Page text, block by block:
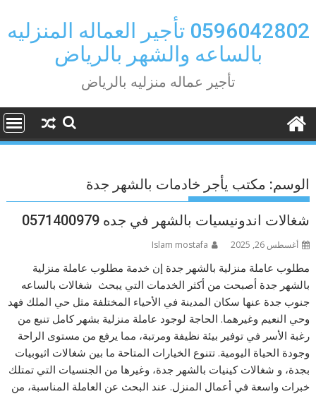
to
content
0596042802 تأجير العماله المنزليه
بالساعه والشهر بالرياض
تأجير عماله منزليه بالرياض
الوسم: مكتب يأجر خادمات بالشهر جدة
شغالات اندونيسيات بالشهر في جده 0571400979
أغسطس 26, 2025 Islam mostafa
مطلوب عاملة منزلية بالشهر جدة إن خدمة مطلوب عاملة منزلية
بالشهر جدة أصبحت من أكثر الخدمات التي يبحث شغالات بالساعه
جنوب جدة عنها سكان المدينة في الأحياء المختلفة مثل حي الملك فهد
وحي النعيم وغيرهما. الحاجة لوجود عاملة منزلية بشهر كامل تنبع من
رغبة الأسر في توفير بيئة نظيفة ومرتبة، مما يرفع من مستوى الراحة
وجودة الحياة اليومية. تتنوع الخيارات المتاحة ما بين شغالات اثيوبيات
بجدة، و شغالات كينيات بالشهر جدة، وغيرها من الجنسيات التي تمتلك
خبرات واسعة في أعمال المنزل. عند البحث عن العاملة المناسبة، من